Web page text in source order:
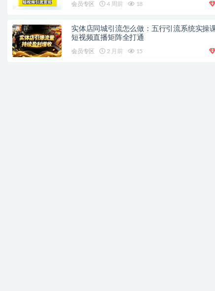
会员专区 4 周前 18
实体店同城引流怎么做：五行引流系统实操
短视频直播矩阵全打通
会员专区 2 月前 15